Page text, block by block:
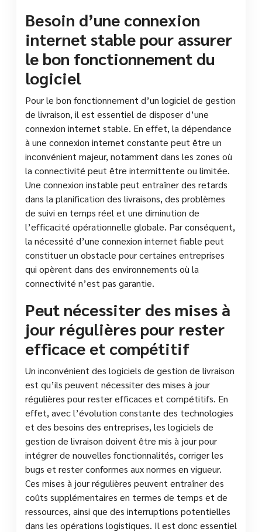
Besoin d’une connexion
internet stable pour assurer
le bon fonctionnement du
logiciel
Pour le bon fonctionnement d’un logiciel de gestion
de livraison, il est essentiel de disposer d’une
connexion internet stable. En effet, la dépendance
à une connexion internet constante peut être un
inconvénient majeur, notamment dans les zones où
la connectivité peut être intermittente ou limitée.
Une connexion instable peut entraîner des retards
dans la planification des livraisons, des problèmes
de suivi en temps réel et une diminution de
l’efficacité opérationnelle globale. Par conséquent,
la nécessité d’une connexion internet fiable peut
constituer un obstacle pour certaines entreprises
qui opèrent dans des environnements où la
connectivité n’est pas garantie.
Peut nécessiter des mises à
jour régulières pour rester
efficace et compétitif
Un inconvénient des logiciels de gestion de livraison
est qu’ils peuvent nécessiter des mises à jour
régulières pour rester efficaces et compétitifs. En
effet, avec l’évolution constante des technologies
et des besoins des entreprises, les logiciels de
gestion de livraison doivent être mis à jour pour
intégrer de nouvelles fonctionnalités, corriger les
bugs et rester conformes aux normes en vigueur.
Ces mises à jour régulières peuvent entraîner des
coûts supplémentaires en termes de temps et de
ressources, ainsi que des interruptions potentielles
dans les opérations logistiques. Il est donc essentiel